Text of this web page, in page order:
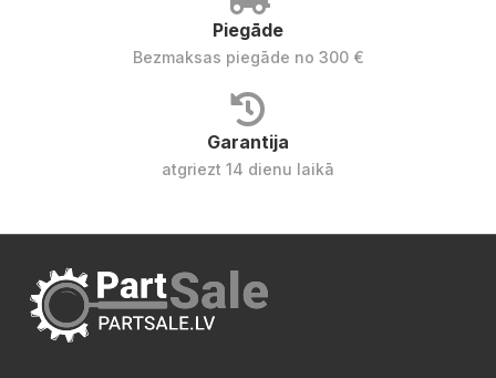
Piegāde
Bezmaksas piegāde no 300 €
Garantija
atgriezt 14 dienu laikā